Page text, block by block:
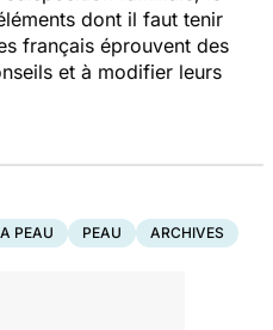
dont il faut tenir
français éprouvent des
et à modifier leurs
PEAU PEAU ARCHIVES